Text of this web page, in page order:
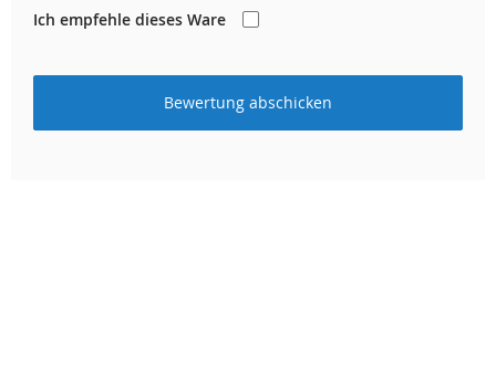
Ich empfehle dieses Ware
Bewertung abschicken